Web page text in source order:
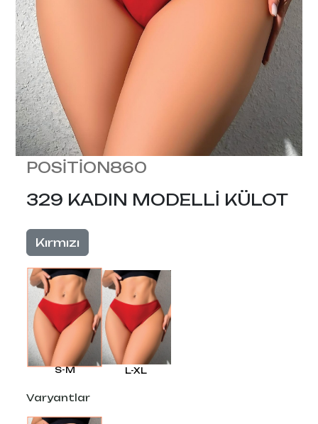
POSİTİON860
329 KADIN MODELLİ KÜLOT
Kırmızı
S-M L-XL
Varyantlar